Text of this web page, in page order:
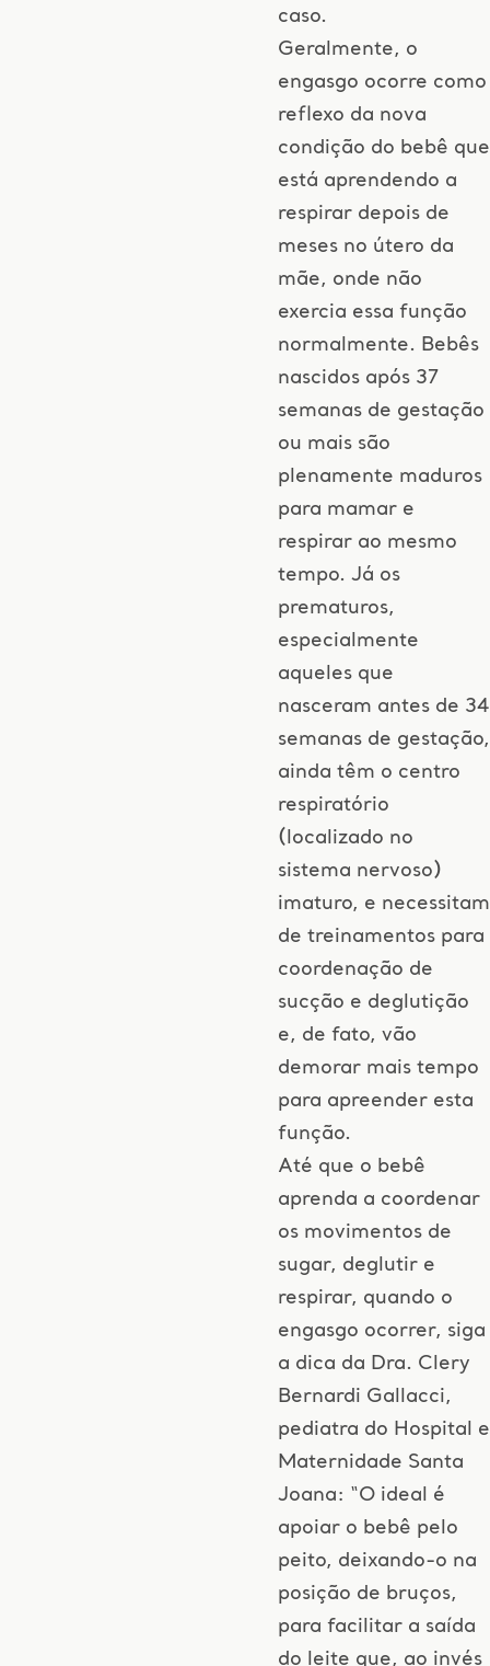
caso.
Geralmente, o
engasgo ocorre como
reflexo da nova
condição do bebê que
está aprendendo a
respirar depois de
meses no útero da
mãe, onde não
exercia essa função
normalmente. Bebês
nascidos após 37
semanas de gestação
ou mais são
plenamente maduros
para mamar e
respirar ao mesmo
tempo. Já os
prematuros,
especialmente
aqueles que
nasceram antes de 34
semanas de gestação,
ainda têm o centro
respiratório
(localizado no
sistema nervoso)
imaturo, e necessitam
de treinamentos para
coordenação de
sucção e deglutição
e, de fato, vão
demorar mais tempo
para apreender esta
função.
Até que o bebê
aprenda a coordenar
os movimentos de
sugar, deglutir e
respirar, quando o
engasgo ocorrer, siga
a dica da Dra. Clery
Bernardi Gallacci,
pediatra do Hospital e
Maternidade Santa
Joana: “O ideal é
apoiar o bebê pelo
peito, deixando-o na
posição de bruços,
para facilitar a saída
do leite que, ao invés